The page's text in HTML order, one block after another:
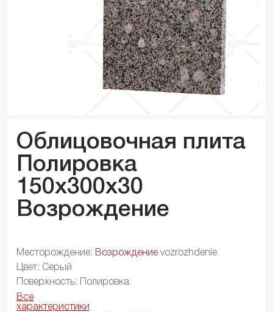
Облицовочная плита
Полировка
150x300x30
Возрождение
Месторождение: Возрождение vozrozhdenie
Цвет: Серый
Поверхность: Полировка
Все
характеристики